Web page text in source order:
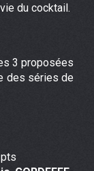
du cocktail.
3 proposées
des séries de